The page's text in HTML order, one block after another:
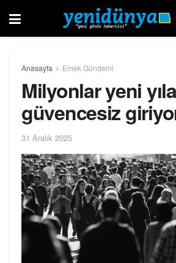
Anasayfa Emek Gündemi
Milyonlar yeni
güvencesiz
31 Aralık 2025